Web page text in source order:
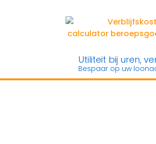
Utiliteit bij uren,
Bespaar op uw